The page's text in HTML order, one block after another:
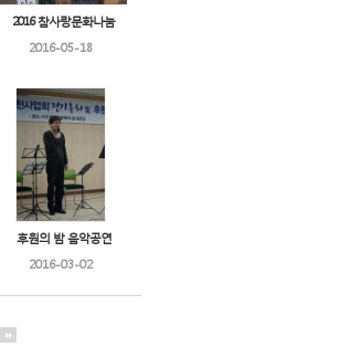
2016 참사랑문화나눔
2016-05-18
후원의 밤 음악공연
2016-03-02